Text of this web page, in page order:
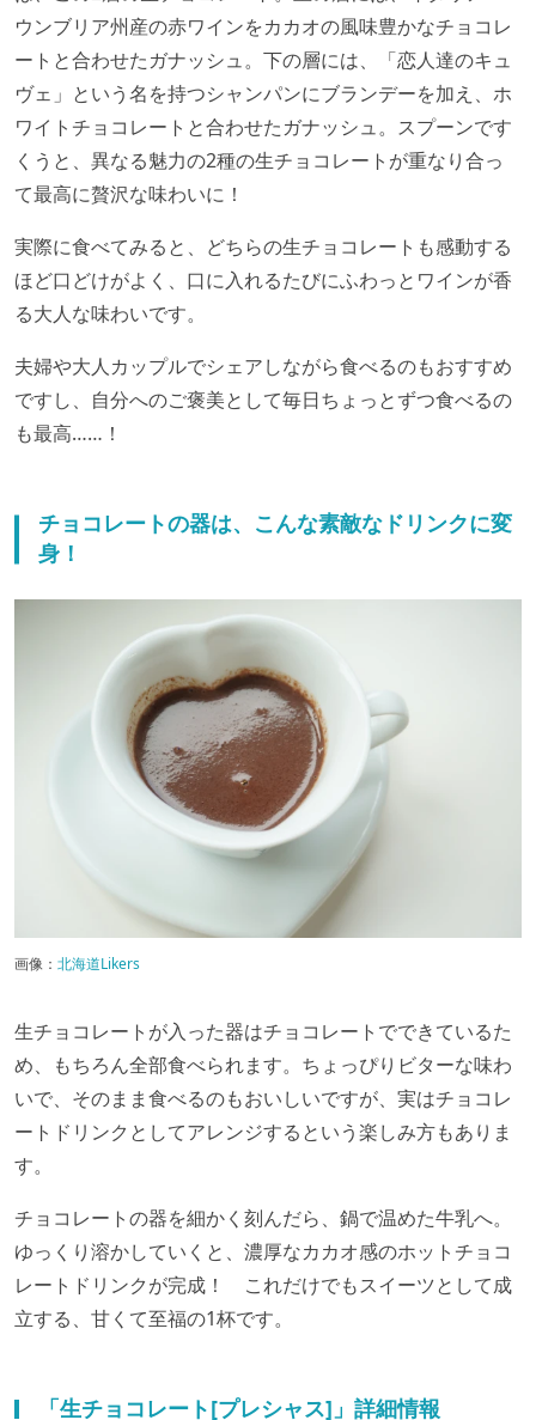
ウンブリア州産の赤ワインをカカオの風味豊かなチョコレ
ートと合わせたガナッシュ。下の層には、「恋人達のキュ
ヴェ」という名を持つシャンパンにブランデーを加え、ホ
ワイトチョコレートと合わせたガナッシュ。スプーンです
くうと、異なる魅力の2種の生チョコレートが重なり合っ
て最高に贅沢な味わいに！
実際に食べてみると、どちらの生チョコレートも感動する
ほど口どけがよく、口に入れるたびにふわっとワインが香
る大人な味わいです。
夫婦や大人カップルでシェアしながら食べるのもおすすめ
ですし、自分へのご褒美として毎日ちょっとずつ食べるの
も最高……！
チョコレートの器は、こんな素敵なドリンクに変
身！
画像： 北海道Likers
生チョコレートが入った器はチョコレートでできているた
め、もちろん全部食べられます。ちょっぴりビターな味わ
いで、そのまま食べるのもおいしいですが、実はチョコレ
ートドリンクとしてアレンジするという楽しみ方もありま
す。
チョコレートの器を細かく刻んだら、鍋で温めた牛乳へ。
ゆっくり溶かしていくと、濃厚なカカオ感のホットチョコ
レートドリンクが完成！ これだけでもスイーツとして成
立する、甘くて至福の1杯です。
「生チョコレート[プレシャス]」詳細情報